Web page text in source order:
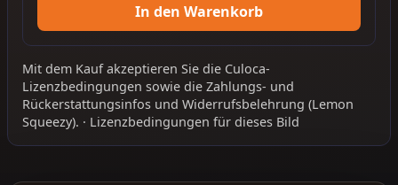
In den Warenkorb
Mit dem Kauf akzeptieren Sie die Culoca-
Lizenzbedingungen sowie die Zahlungs- und
Rückerstattungsinfos und Widerrufsbelehrung (Lemon
Squeezy). · Lizenzbedingungen für dieses Bild